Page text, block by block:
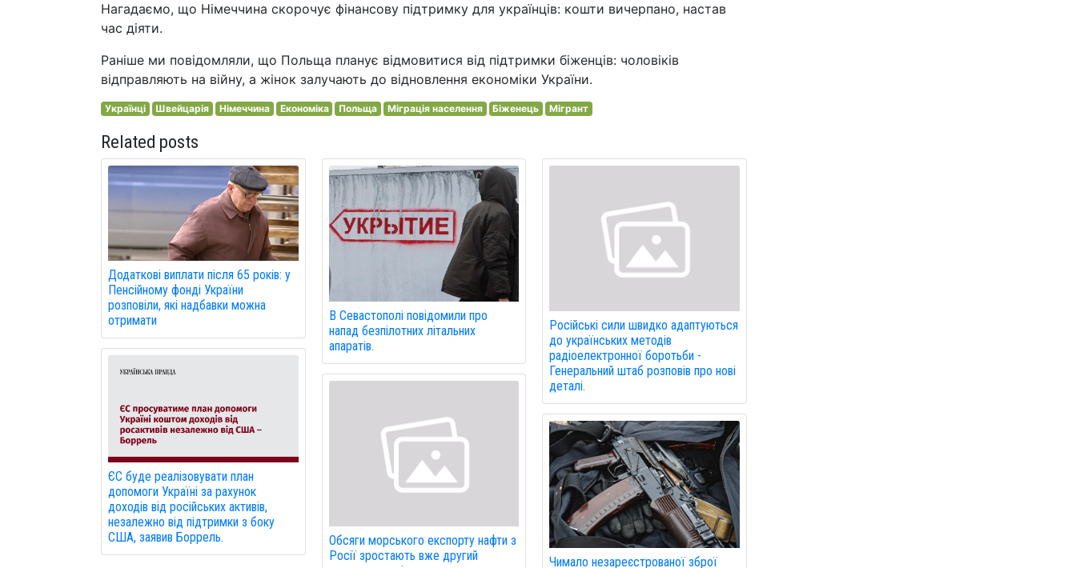
Нагадаємо, що Німеччина скорочує фінансову підтримку для українців: кошти вичерпано, настав
час діяти.
Раніше ми повідомляли, що Польща планує відмовитися від підтримки біженців: чоловіків
відправляють на війну, а жінок залучають до відновлення економіки України.
Українці Швейцарія Німеччина Економіка Польща Міграція населення Біженець Мігрант
Related posts
Додаткові виплати після 65 років: у
Пенсійному фонді України
розповіли, які надбавки можна
отримати
ЄС буде реалізовувати план
допомоги Україні за рахунок
доходів від російських активів,
незалежно від підтримки з боку
США, заявив Боррель.
В Севастополі повідомили про
напад безпілотних літальних
апаратів.
Обсяги морського експорту нафти з
Росії зростають вже другий
Російські сили швидко адаптуються
до українських методів
радіоелектронної боротьби -
Генеральний штаб розповів про нові
деталі.
Чимало незареєстрованої зброї